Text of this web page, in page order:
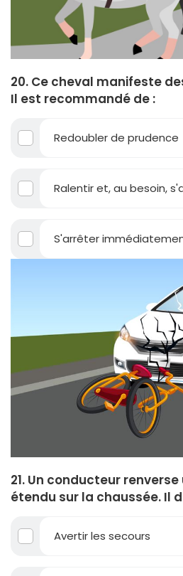
20. Ce cheval manifeste
Il est recommandé de :
Redoubler de prudence
Ralentir et, au besoin,
S'arrêter
21. Un conducteur
étendu sur la chaussée. Il
Avertir les secours